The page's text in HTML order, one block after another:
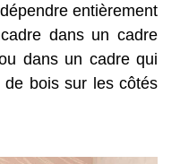
entièrement
dans un cadre
dans un cadre qui
bois sur les côtés